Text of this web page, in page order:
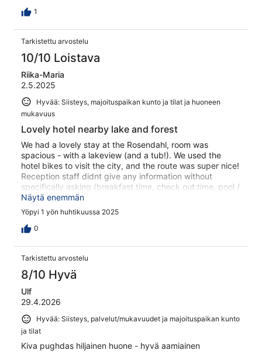
1
Tarkistettu arvostelu
10/10 Loistava
Riika-Maria
2.5.2025
Hyvää: Siisteys, majoituspaikan kunto ja tilat ja huoneen
mukavuus
Lovely hotel nearby lake and forest
We had a lovely stay at the Rosendahl, room was
spacious - with a lakeview (and a tub!). We used the
hotel bikes to visit the city, and the route was super nice!
Reception staff didnt give any information without
specifically asking (breakfast time, check out time, pool /
sauna hours, parking).. which was the only nuisance we
had. Sauna was cold in the morning, which was a
disappointment. Hotel was tidy and breakfast delicious.
Would accommodation here again!
Näytä enemmän
Yöpyi 1 yön huhtikuussa 2025
0
Tarkistettu arvostelu
8/10 Hyvä
Ulf
29.4.2026
Hyvää: Siisteys, palvelut/mukavuudet ja majoituspaikan kunto
ja tilat
Kiva pughdas hiljainen huone - hyvä aamiainen